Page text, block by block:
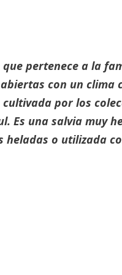
pertenece a la
con un
por los
Es una salvia muy
heladas o utilizada